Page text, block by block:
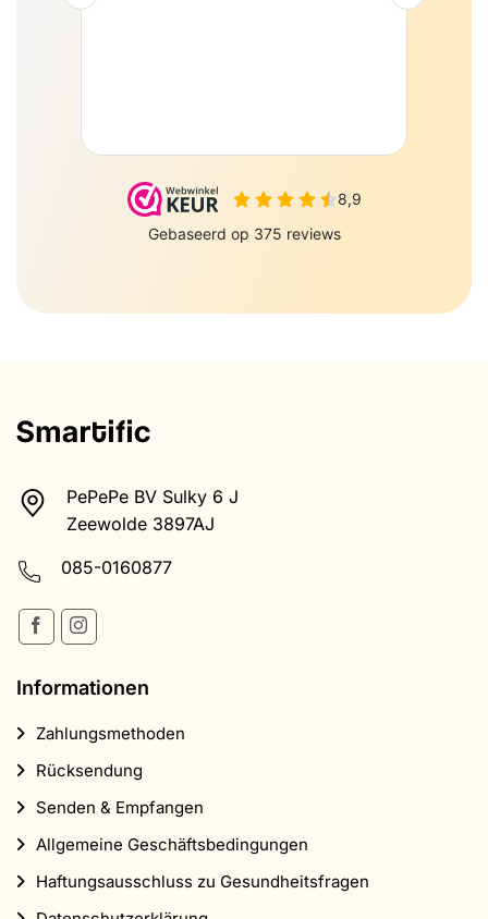
PePePe BV Sulky 6 J
Zeewolde 3897AJ
085-0160877
Informationen
Zahlungsmethoden
Rücksendung
Senden & Empfangen
Allgemeine Geschäftsbedingungen
Haftungsausschluss zu Gesundheitsfragen